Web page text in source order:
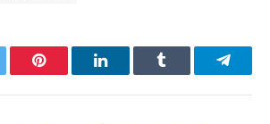
Pinterest LinkedInTumblr